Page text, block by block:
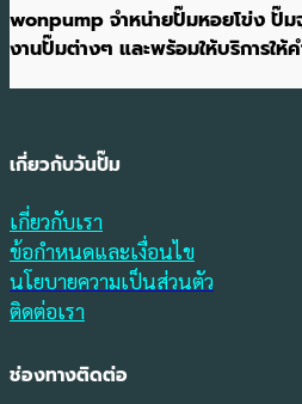
wonpump จำหน่ายปั๊มหอยโข่ง ปั๊
งานปั๊มต่างๆ และพร้อมให้บริการให้
เกี่ยวกับวันปั๊ม
เกี่ยวกับเรา
ข้อกำหนดและเงื่อนไข
นโยบายความเป็นส่วนตัว
ติดต่อเรา
ช่องทางติดต่อ